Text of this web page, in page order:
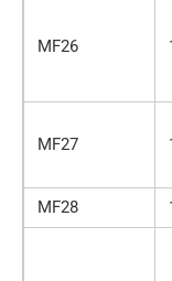
MF26
MF27
MF28